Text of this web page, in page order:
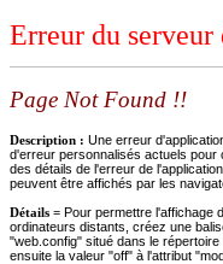
Erreur du
Page Not Found !!
Description : Une erreur
d'erreur personnalisés actuels pour
des détails de l'erreur de
peuvent être affichés par les
Détails = Pour permettre l'affichage
ordinateurs distants, créez une
"web.config" situé dans le
ensuite la valeur "off" à l'attribut